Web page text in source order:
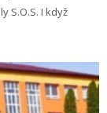
S.O.S. I když